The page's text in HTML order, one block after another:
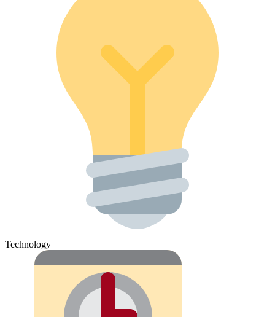
Technology